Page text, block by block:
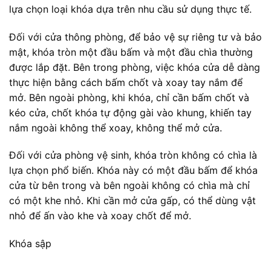
lựa chọn loại khóa dựa trên nhu cầu sử dụng thực tế.
Đối với cửa thông phòng, để bảo vệ sự riêng tư và bảo
mật, khóa tròn một đầu bấm và một đầu chìa thường
được lắp đặt. Bên trong phòng, việc khóa cửa dễ dàng
thực hiện bằng cách bấm chốt và xoay tay nắm để
mở. Bên ngoài phòng, khi khóa, chỉ cần bấm chốt và
kéo cửa, chốt khóa tự động gài vào khung, khiến tay
nắm ngoài không thể xoay, không thể mở cửa.
Đối với cửa phòng vệ sinh, khóa tròn không có chìa là
lựa chọn phổ biến. Khóa này có một đầu bấm để khóa
cửa từ bên trong và bên ngoài không có chìa mà chỉ
có một khe nhỏ. Khi cần mở cửa gấp, có thể dùng vật
nhỏ để ấn vào khe và xoay chốt để mở.
Khóa sập